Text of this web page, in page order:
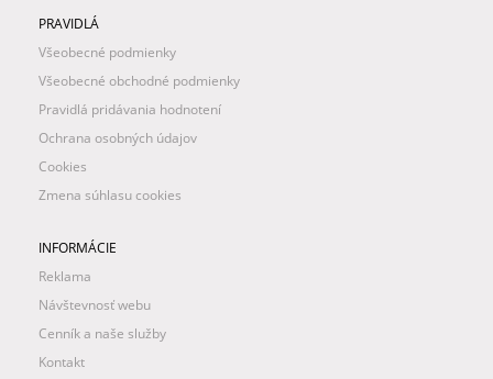
PRAVIDLÁ
Všeobecné podmienky
Všeobecné obchodné podmienky
Pravidlá pridávania hodnotení
Ochrana osobných údajov
Cookies
Zmena súhlasu cookies
INFORMÁCIE
Reklama
Návštevnosť webu
Cenník a naše služby
Kontakt